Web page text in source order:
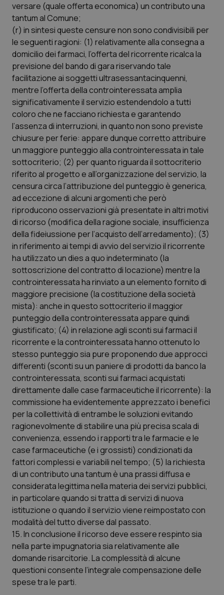
versare (quale offerta economica) un contributo una
tantum al Comune;
(r) in sintesi queste censure non sono condivisibili per
le seguenti ragioni: (1) relativamente alla consegna a
domicilio dei farmaci, l’offerta del ricorrente ricalca la
previsione del bando di gara riservando tale
facilitazione ai soggetti ultrasessantacinquenni,
mentre l’offerta della controinteressata amplia
significativamente il servizio estendendolo a tutti
coloro che ne facciano richiesta e garantendo
l’assenza di interruzioni, in quanto non sono previste
chiusure per ferie: appare dunque corretto attribuire
un maggiore punteggio alla controinteressata in tale
sottocriterio; (2) per quanto riguarda il sottocriterio
riferito al progetto e all’organizzazione del servizio, la
censura circa l’attribuzione del punteggio è generica,
ad eccezione di alcuni argomenti che però
riproducono osservazioni già presentate in altri motivi
di ricorso (modifica della ragione sociale, insufficienza
della fideiussione per l’acquisto dell’arredamento); (3)
in riferimento ai tempi di avvio del servizio il ricorrente
ha utilizzato un dies a quo indeterminato (la
sottoscrizione del contratto di locazione) mentre la
controinteressata ha rinviato a un elemento fornito di
maggiore precisione (la costituzione della società
mista): anche in questo sottocriterio il maggior
punteggio della controinteressata appare quindi
giustificato; (4) in relazione agli sconti sui farmaci il
ricorrente e la controinteressata hanno ottenuto lo
stesso punteggio sia pure proponendo due approcci
differenti (sconti su un paniere di prodotti da banco la
controinteressata, sconti sui farmaci acquistati
direttamente dalle case farmaceutiche il ricorrente): la
commissione ha evidentemente apprezzato i benefici
per la collettività di entrambe le soluzioni evitando
ragionevolmente di stabilire una più precisa scala di
convenienza, essendo i rapporti tra le farmacie e le
case farmaceutiche (e i grossisti) condizionati da
fattori complessi e variabili nel tempo; (5) la richiesta
di un contributo una tantum è una prassi diffusa e
considerata legittima nella materia dei servizi pubblici,
in particolare quando si tratta di servizi di nuova
istituzione o quando il servizio viene reimpostato con
modalità del tutto diverse dal passato.
15. In conclusione il ricorso deve essere respinto sia
nella parte impugnatoria sia relativamente alle
domande risarcitorie. La complessità di alcune
questioni consente l’integrale compensazione delle
spese tra le parti.